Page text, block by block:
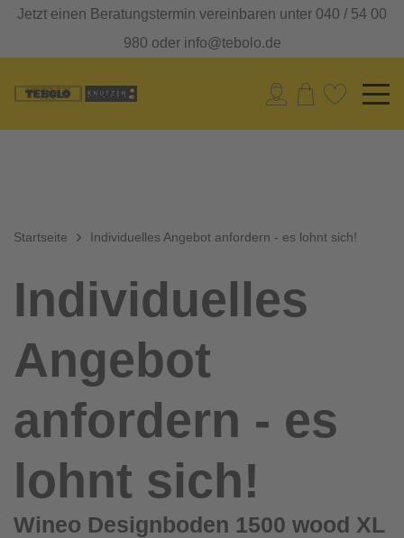
Jetzt einen Beratungstermin vereinbaren unter 040 / 54 00
980 oder info@tebolo.de
Startseite Individuelles Angebot anfordern - es lohnt sich!
Individuelles
Angebot
anfordern - es
lohnt sich!
Wineo Designboden 1500 wood XL